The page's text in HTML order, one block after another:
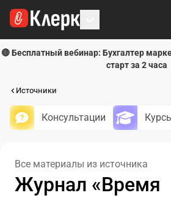
🔴 Бесплатный вебинар: Бухгалтер
старт за 2 часа
Источники
Консультации
Все материалы из источника
Журнал «Время